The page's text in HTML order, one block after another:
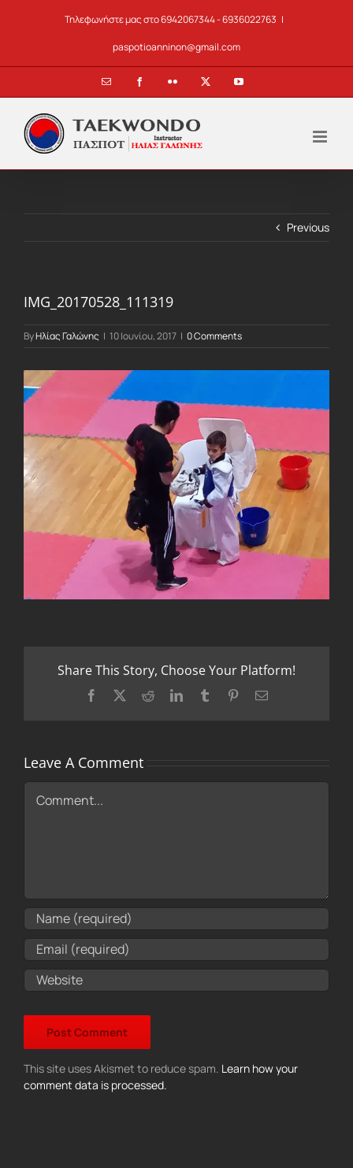
Τηλεφωνήστε μας στο 6942067344 - 6936022763 |
paspotioanninon@gmail.com
Email FacebookFlickr YouTube
Previous
IMG_20170528_111319
ByΗλίας Γαλώνης | 10 Ιουνίου, 2017 | 0 Comments
Share This Story, Choose Your Platform!
Facebook RedditLinkedInTumblr PinterestEmail
Leave A Comment
Comment
This site uses Akismet to reduce spam. Learn how your
comment data is processed.